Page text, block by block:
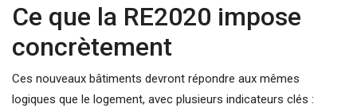
Ce que la RE2020 impose
concrètement
Ces nouveaux bâtiments devront répondre aux mêmes
logiques que le logement, avec plusieurs indicateurs clés :